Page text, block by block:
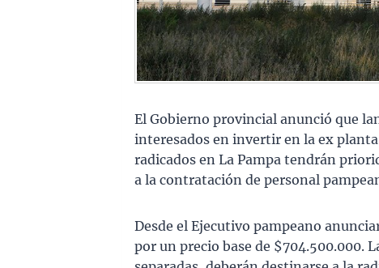
El Gobierno provincial anunció que
interesados en invertir en la ex
radicados en La Pampa tendrán
a la contratación de personal
Desde el Ejecutivo pampeano
por un precio base de $704.500.000.